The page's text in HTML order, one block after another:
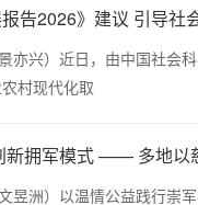
报告2026》建议 引导
兴）近日，由中国社会科
村现代化取
新拥军模式 —— 多地以
洲）以温情公益践行崇